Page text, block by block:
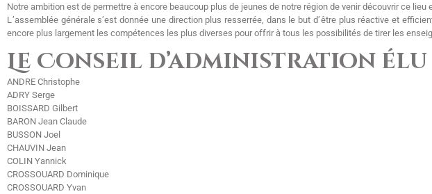
Notre ambition est de permettre à encore beaucoup plus de jeunes de notre région de venir découvrir ce lieu
L ’assemblée générale s’est donnée une direction plus resserrée, dans le but d’ être plus réactive et
encore plus largement les compétences les plus diverses pour offrir à tous les possibilités de tirer les
Le Conseil d’administration élu
ANDRE Christophe
ADRY Serge
BOISSARD Gilbert
BARON Jean Claude
BUSSON Joel
CHAUVIN Jean
COLIN Yannick
CROSSOUARD Dominique
CROSSOUARD Yvan